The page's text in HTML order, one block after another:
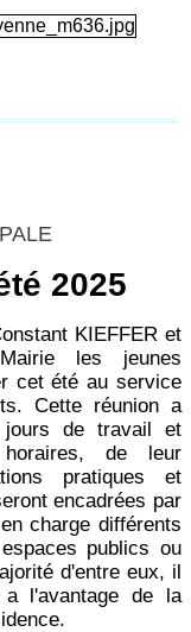
2025
KIEFFER et
les jeunes
cet été au service
Cette réunion a
de travail et
de leur
pratiques et
encadrées par
charge différents
publics ou
d'entre eux, il
l'avantage de la